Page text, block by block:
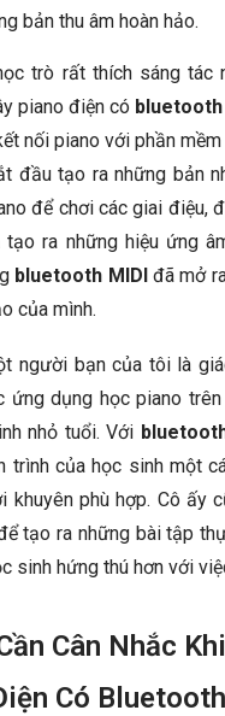
bản thu âm hoàn hảo.
trò rất thích sáng tác
piano điện có bluetooth
nối piano với phần
đầu tạo ra những bản
để chơi các giai điệu,
ra những hiệu ứng
bluetooth MIDIđã mở
của mình.
người bạn của tôi là
ứng dụng học piano
nhỏ tuổi. Với
trình của học sinh một
khuyên phù hợp. Cô ấy
tạo ra những bài tập
sinh hứng thú hơn với
Cân Nhắc
Có